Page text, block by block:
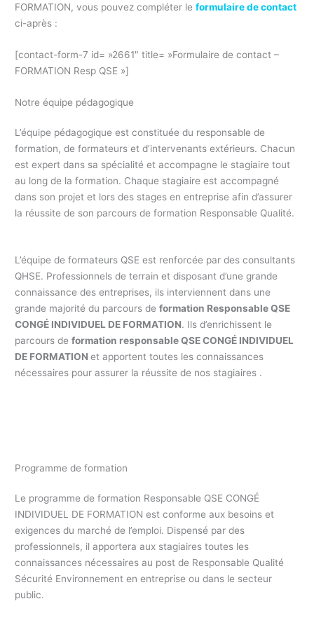
FORMATION, vous pouvez compléter leformulaire de contact
ci-après :
[contact-form-7 id= »2661″ title= »Formulaire de contact –
FORMATION Resp QSE »]
Notre équipe pédagogique
L’équipe pédagogique est constituée du responsable de
formation, de formateurs et d’intervenants extérieurs. Chacun
est expert dans sa spécialité et accompagne le stagiaire tout
au long de la formation. Chaque stagiaire est accompagné
dans son projet et lors des stages en entreprise afin d’assurer
la réussite de son parcours de formation Responsable Qualité.
L’équipe de formateurs QSE est renforcée par des consultants
QHSE. Professionnels de terrain et disposant d’une grande
connaissance des entreprises, ils interviennent dans une
grande majorité du parcours deformation Responsable QSE
CONGÉ INDIVIDUEL DE FORMATION. Ils d’enrichissent le
parcours deformation responsable QSE CONGÉ INDIVIDUEL
DE FORMATIONet apportent toutes les connaissances
nécessaires pour assurer la réussite de nos stagiaires .
Programme de formation
Le programme de formation Responsable QSE CONGÉ
INDIVIDUEL DE FORMATION est conforme aux besoins et
exigences du marché de l’emploi. Dispensé par des
professionnels, il apportera aux stagiaires toutes les
connaissances nécessaires au post de Responsable Qualité
Sécurité Environnement en entreprise ou dans le secteur
public.